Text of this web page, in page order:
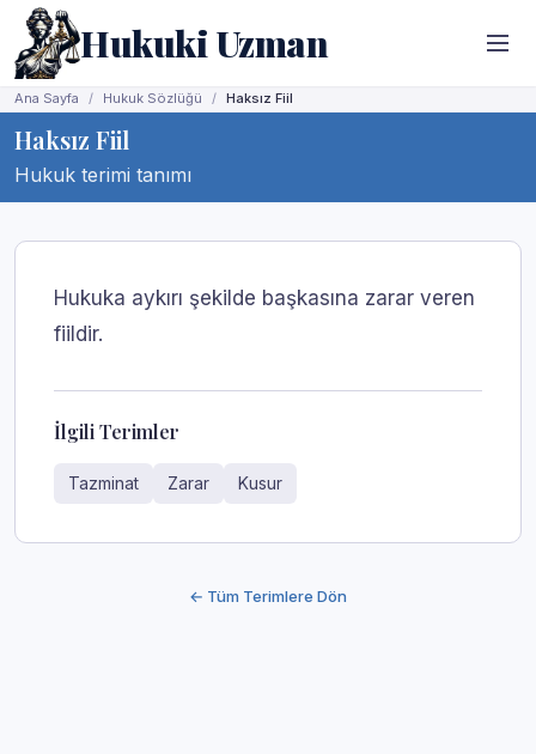
Hukuki Uzman
Ana Sayfa Hukuk Sözlüğü Haksız Fiil
Haksız Fiil
Hukuk terimi tanımı
Hukuka aykırı şekilde başkasına zarar veren
fiildir.
İlgili Terimler
Tazminat Zarar Kusur
← Tüm Terimlere Dön